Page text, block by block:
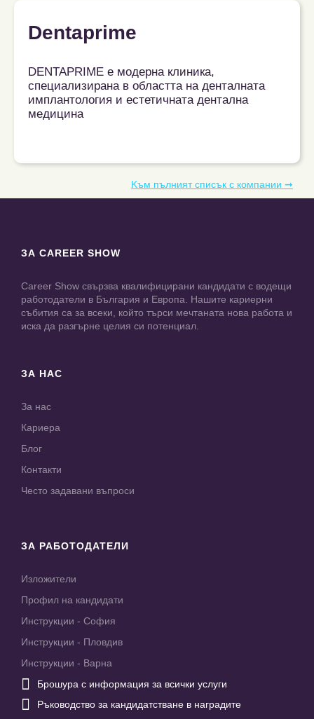
Dentaprime
DENTAPRIME е модерна клиника,
специализирана в областта на денталната
имплантология и естетичната дентална
медицина
Kъм пълният списък с компании ➞
ЗА CAREER SHOW
Career Show свързва квалифицирани кандидати с водещи
работодатели в България и Европа. Нашите кариерни
събития са за всеки, който търси мечтаната нова работа и
иска да разгърне целия си потенциал.
ЗА НАС
За нас
Кариера
Блог
Контакти
Често задавани въпроси
ЗА РАБОТОДАТЕЛИ
Изложители
Профил на кандидати
Инструкции - София
Инструкции - Пловдив
Инструкции - Варна
 Брошура с информация за всички услуги
 Ръководство за кандидатстване в наградите